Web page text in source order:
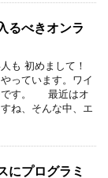
るべきオンラ
も 初めまして！
っています。ワイ
です。 最近はオ
ね、そんな中、エ
にプログラミ